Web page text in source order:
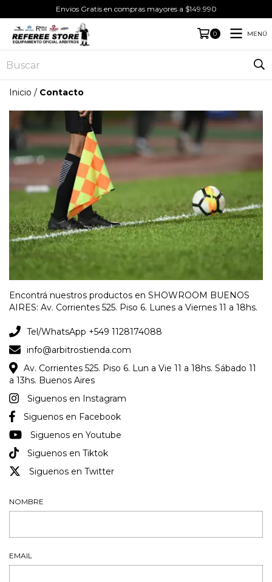
Envios Gratis en compras mayores a $149.990
0 MENÚ
Inicio / Contacto
Encontrá nuestros productos en SHOWROOM BUENOS
AIRES: Av. Corrientes 525. Piso 6. Lunes a Viernes 11 a 18hs.
Tel/WhatsApp +549 1128174088
info@arbitrostienda.com
Av. Corrientes 525. Piso 6. Lun a Vie 11 a 18hs. Sábado 11
a 13hs. Buenos Aires
Siguenos en Instagram
Siguenos en Facebook
Siguenos en Youtube
Siguenos en Tiktok
Siguenos en Twitter
NOMBRE
EMAIL